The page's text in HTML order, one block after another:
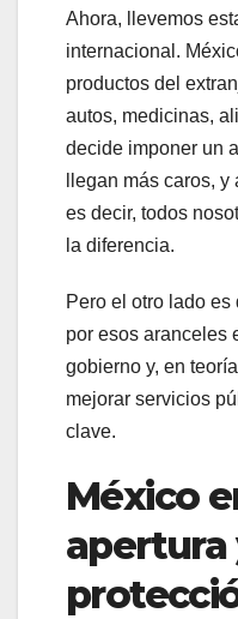
Ahora, llevemos
internacional.
productos del
autos, medicinas,
decide imponer un
llegan más caros,
es decir, todos
la diferencia.
Pero el otro lado
por esos aranceles
gobierno y, en
mejorar servicios
clave.
México
apertura